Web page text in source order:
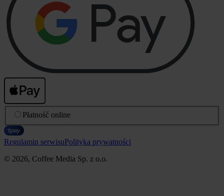
Płatność online
Regulamin serwisuPolityka prywatności
© 2026, Coffee Media Sp. z o.o.